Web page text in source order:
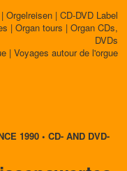
Orgelreisen | CD-DVD Label
| Organ tours | Organ CDs,
DVDs
| Voyages autour de l'orgue
1990 • CD- AND DVD-